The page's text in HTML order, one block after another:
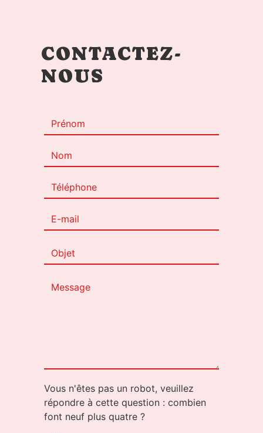
CONTACTEZ-
NOUS
Vous n'êtes pas un robot, veuillez
répondre à cette question : combien
font neuf plus quatre ?